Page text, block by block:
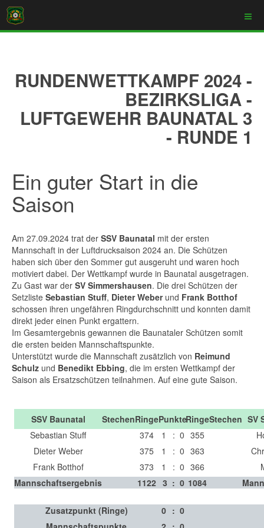
RUNDENWETTKAMPF 2024 -
BEZIRKSLIGA -
LUFTGEWEHR BAUNATAL 3
- RUNDE 1
Ein guter Start in die
Saison
Am 27.09.2024 trat der SSV Baunatal mit der ersten
Mannschaft in der Luftdrucksaison 2024 an. Die Schützen
haben sich über den Sommer gut ausgeruht und waren hoch
motiviert dabei. Der Wettkampf wurde in Baunatal ausgetragen.
Zu Gast war der SV Simmershausen. Die drei Schützen der
Setzliste Sebastian Stuff, Dieter Weberund Frank Botthof
schossen ihren ungefähren Ringdurchschnitt und konnten damit
direkt jeder einen Punkt ergattern.
Im Gesamtergebnis gewannen die Baunataler Schützen somit
die ersten beiden Mannschaftspunkte.
Unterstützt wurde die Mannschaft zusätzlich von Reimund
Schulz und Benedikt Ebbing, die im ersten Wettkampf der
Saison als Ersatzschützen teilnahmen. Auf eine gute Saison.
SSV Baunatal StechenRingePunkteRingeStechen SV
Sebastian Stuff
374 1 : 0 355
Dieter Weber
375 1 : 0 363
Frank Botthof
373 1 : 0 366
Mannschaftsergebnis
1122 3 : 0 1084
Zusatzpunkt (Ringe) 0 : 0